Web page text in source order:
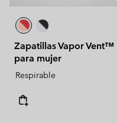
Zapatillas Vapor Vent™
para mujer
Respirable